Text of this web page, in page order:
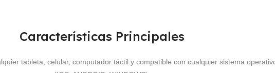
Características Principales
tableta, celular, computador táctil y compatible con cualquier sistema